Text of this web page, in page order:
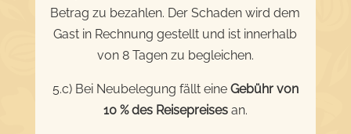
Betrag zu bezahlen. Der Schaden wird dem
Gast in Rechnung gestellt und ist innerhalb
von 8 Tagen zu begleichen.
5.c) Bei Neubelegung fällt eine Gebühr von
10 % des Reisepreises an.